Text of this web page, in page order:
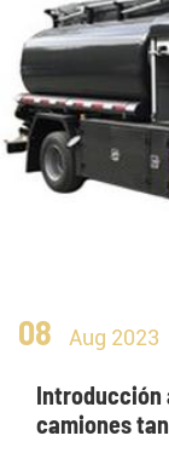
08 Aug 2023
Introducción
camiones